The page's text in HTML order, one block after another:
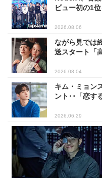
ビュー初の1
2026.08.06
ながら見では
送スタート「
2026.08.04
キム・ミョン
ント･･「恋す
2026.06.29